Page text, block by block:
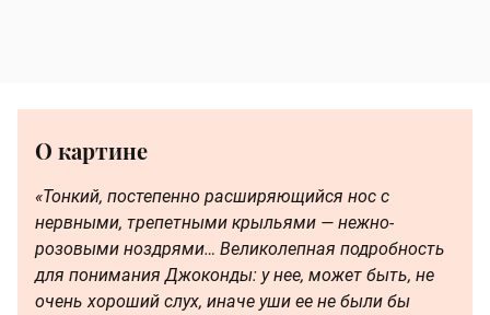
О картине
«Тонкий, постепенно расширяющийся нос с
нервными, трепетными крыльями — нежно-
розовыми ноздрями… Великолепная подробность
для понимания Джоконды: у нее, может быть, не
очень хороший слух, иначе уши ее не были бы